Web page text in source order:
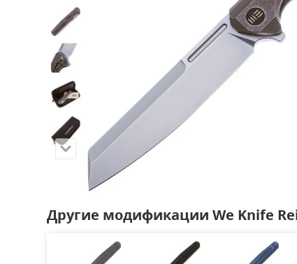
Другие модификации We Knife